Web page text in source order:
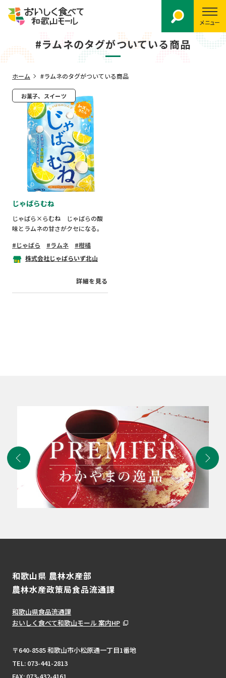
メニュー
#ラムネのタグがついている商品
ホーム #ラムネのタグがついている商品
お菓子、スイーツ
じゃばらむね
じゃばら×らむね じゃばらの酸
味とラムネの甘さがクセになる。
じゃばら
ラムネ
柑橘
株式会社じゃばらいず北山
詳細を見る
和歌山県 農林水産部
農林水産政策局食品流通課
和歌山県食品流通課
おいしく食べて和歌山モール 案内HP
〒640-8585 和歌山市小松原通一丁目1番地
TEL: 073-441-2813